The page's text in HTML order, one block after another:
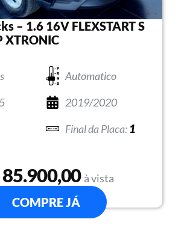
– 1.6 16V FLEXSTART S
XTRONIC
Automatico
2019/2020
1
85.900,00 à vista
COMPRE JÁ